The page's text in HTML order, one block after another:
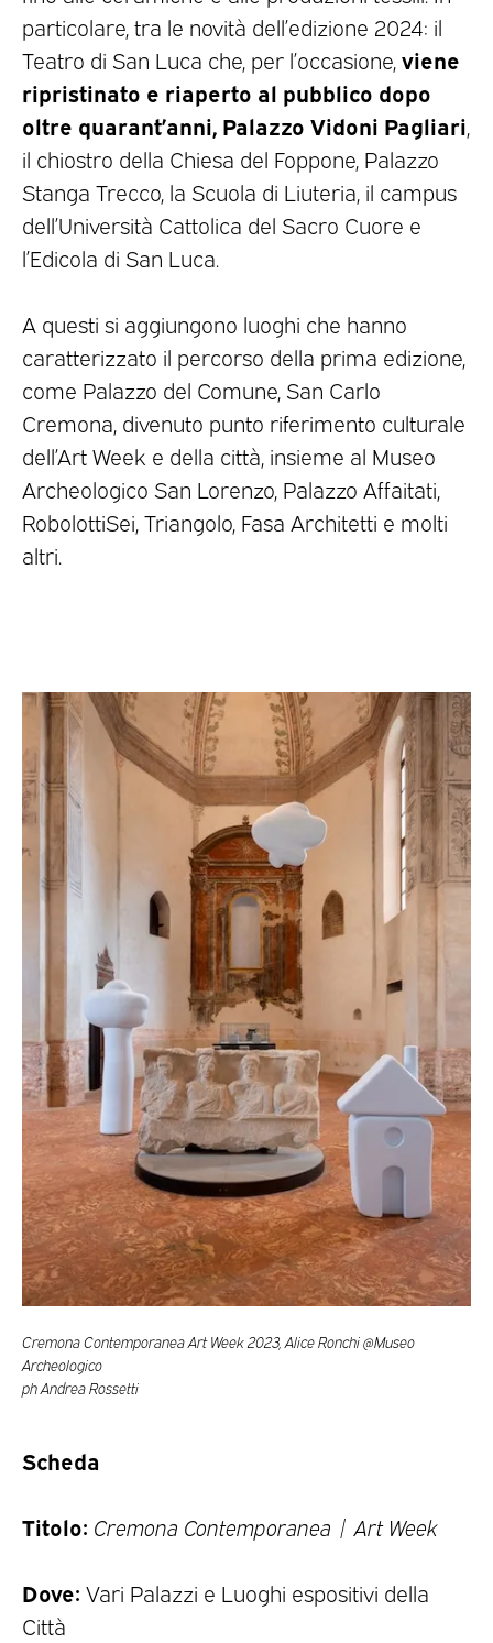
particolare, tra le novità dell’edizione 2024: il
Teatro di San Luca che, per l’occasione, viene
ripristinato e riaperto al pubblico dopo
oltre quarant’anni, Palazzo Vidoni Pagliari
il chiostro della Chiesa del Foppone, Palazzo
Stanga Trecco, la Scuola di Liuteria, il campus
dell’Università Cattolica del Sacro Cuore e
l’Edicola di San Luca.
A questi si aggiungono luoghi che hanno
caratterizzato il percorso della prima edizione,
come Palazzo del Comune, San Carlo
Cremona, divenuto punto riferimento culturale
dell’Art Week e della città, insieme al Museo
Archeologico San Lorenzo, Palazzo Affaitati,
RobolottiSei, Triangolo, Fasa Architetti e molti
altri.
Cremona Contemporanea Art Week 2023, Alice Ronchi @Museo
Archeologico
ph Andrea Rossetti
Scheda
Titolo: Cremona Contemporanea | Art Week
Dove: Vari Palazzi e Luoghi espositivi della
Città